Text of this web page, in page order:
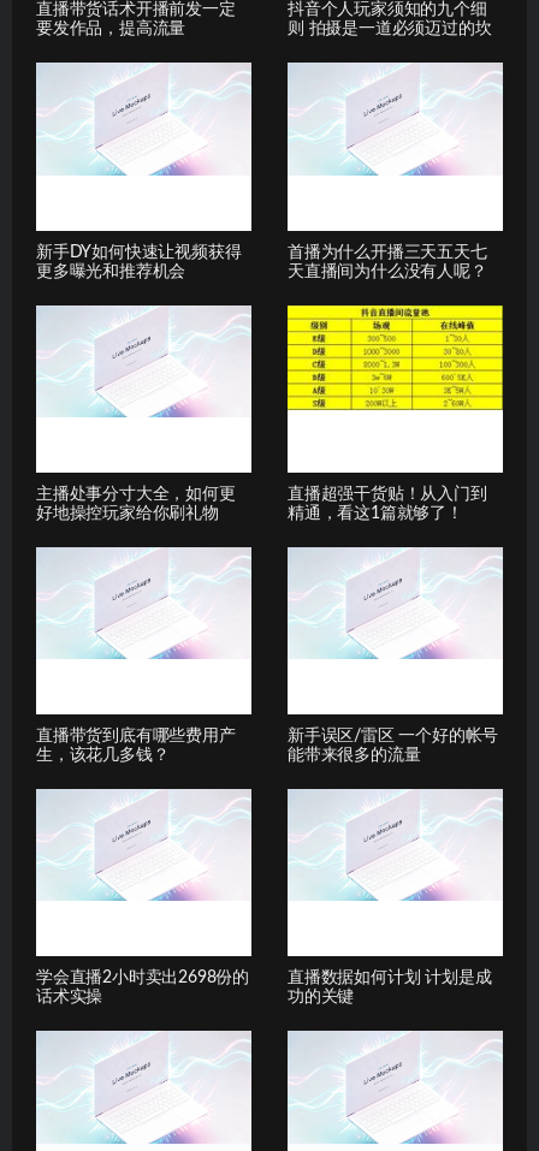
直播带货话术开播前发一定
要发作品，提高流量
抖音个人玩家须知的九个细
则 拍摄是一道必须迈过的坎
新手DY如何快速让视频获得
更多曝光和推荐机会
首播为什么开播三天五天七
天直播间为什么没有人呢？
主播处事分寸大全，如何更
好地操控玩家给你刷礼物
直播超强干货贴！从入门到
精通，看这1篇就够了！
直播带货到底有哪些费用产
生，该花几多钱？
新手误区/雷区 一个好的帐号
能带来很多的流量
学会直播2⼩时卖出2698份的
话术实操
直播数据如何计划 计划是成
功的关键